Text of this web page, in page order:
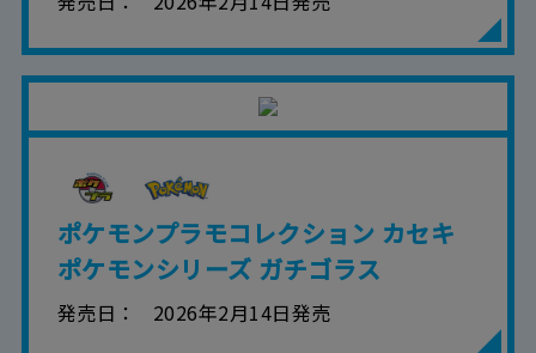
ポケモンプラモコレクション カセキ
ポケモンシリーズ ガチゴラス
発売日 2026年2月14日発売
■対象商品仕様の変更などにより、取扱説明書の
■当社は、取扱説明書の正確性確保に努めており
ますが、取扱説明書の完全性を保証するもので
■お客様のご利用環境によっては、本サービスを
ご利用いただけない場合があります。
■本サービスを利用したこと、または利用できな
かったことにより利用者に何らかの損害が生じ
たとしても、当社は何らの責任を負いません。
また、本サイトを利用したことによって、利用
者の通信機器、ネットワークへの障害（コンピ
ューターウィルスに起因する障害を含みま
も負いません。